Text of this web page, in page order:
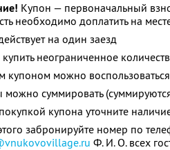
Купон — первоначальный
необходимо доплатить на
на один заезд
неограниченное
купоном можно
можно суммировать
купона уточните
забронируйте номер по
Ф. И. О.всех